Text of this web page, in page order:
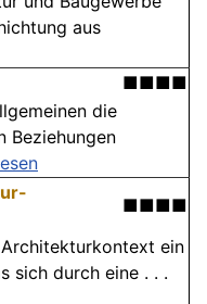
aus
■■■■
die
Beziehungen
■■■■
ein
sich durch eine . . .